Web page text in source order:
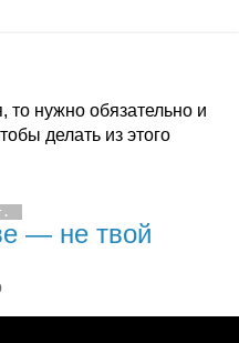
то нужно обязательно и
делать из этого
— не твой